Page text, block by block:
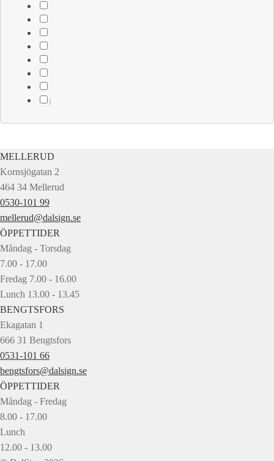
MELLERUD
Kornsjögatan 2
464 34 Mellerud
0530-101 99
mellerud@dalsign.se
ÖPPETTIDER
Måndag - Torsdag
7.00 - 17.00
Fredag 7.00 - 16.00
Lunch 13.00 - 13.45
BENGTSFORS
Ekagatan 1
666 31 Bengtsfors
0531-101 66
bengtsfors@dalsign.se
ÖPPETTIDER
Måndag - Fredag
8.00 - 17.00
Lunch
12.00 - 13.00